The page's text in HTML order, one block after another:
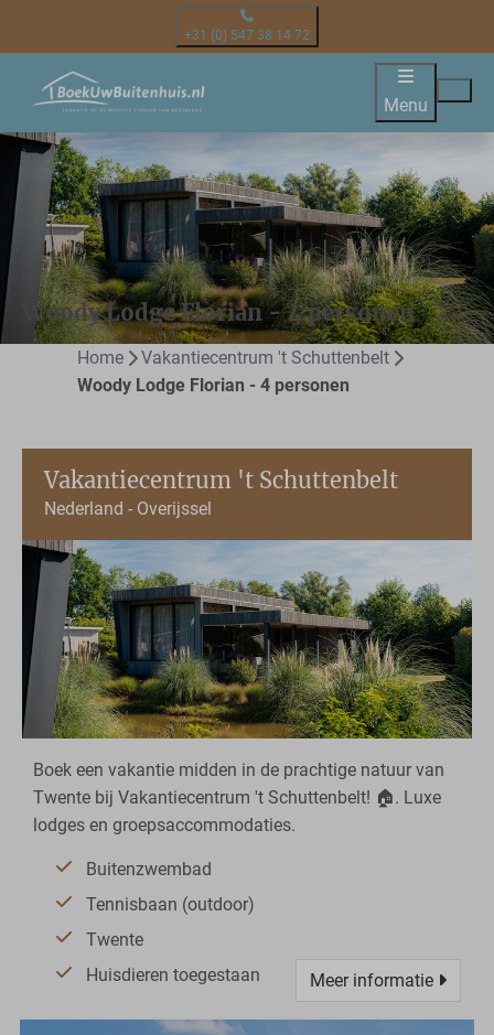
+31 (0) 547 38 14 72
Menu
Woody Lodge Florian - 4 personen
Home
Vakantiecentrum 't Schuttenbelt
Woody Lodge Florian - 4 personen
Vakantiecentrum 't Schuttenbelt
Nederland - Overijssel
Boek een vakantie midden in de prachtige natuur van
Twente bij Vakantiecentrum 't Schuttenbelt! 🏠. Luxe
lodges en groepsaccommodaties.
Buitenzwembad
Tennisbaan (outdoor)
Twente
Huisdieren toegestaan
Meer informatie